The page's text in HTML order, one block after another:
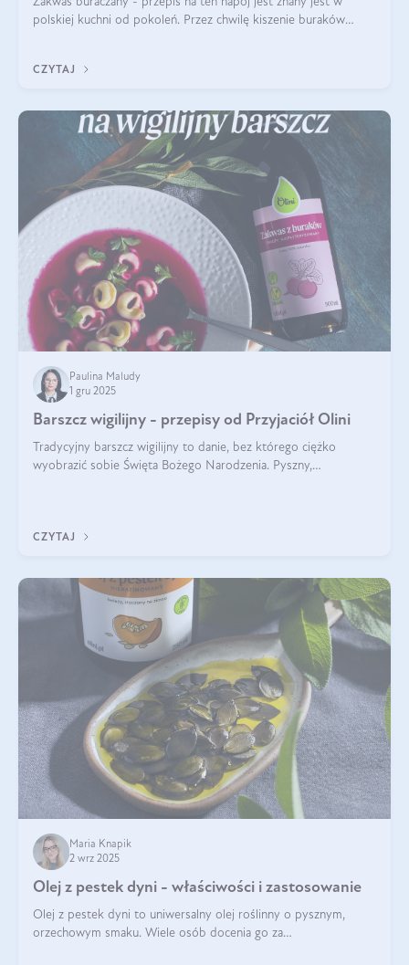
polskiej kuchni od pokoleń. Przez chwilę kiszenie buraków
CZYTAJ
Paulina Maludy
1 gru 2025
Barszcz wigilijny - przepisy od Przyjaciół Olini
Tradycyjny barszcz wigilijny to danie, bez którego ciężko
wyobrazić sobie Święta Bożego Narodzenia. Pyszny,
CZYTAJ
Maria Knapik
2 wrz 2025
Olej z pestek dyni - właściwości i zastosowanie
Olej z pestek dyni to uniwersalny olej roślinny o pysznym,
orzechowym smaku. Wiele osób docenia go za